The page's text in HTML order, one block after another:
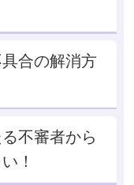
合の解消方
不審者から
！